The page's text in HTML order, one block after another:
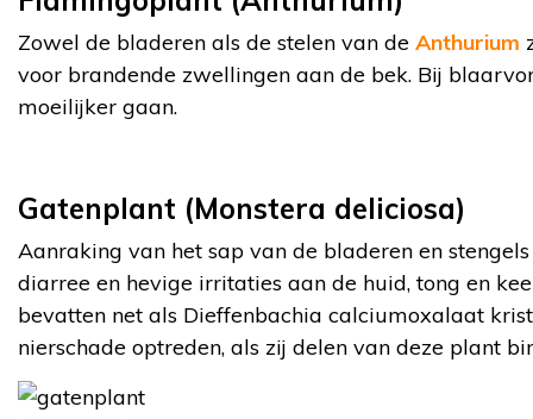
Zowel de bladeren als de stelen van de Anthurium
voor brandende zwellingen aan de bek. Bij
moeilijker gaan.
Gatenplant (Monstera deliciosa)
Aanraking van het sap van de bladeren en
diarree en hevige irritaties aan de huid, tong en
bevatten net als Dieffenbachia calciumoxalaat
nierschade optreden, als zij delen van deze plant